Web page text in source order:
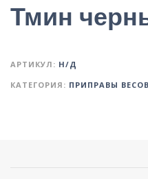
Тмин
АРТИКУЛ: Н/Д
КАТЕГОРИЯ: ПРИПРАВЫ